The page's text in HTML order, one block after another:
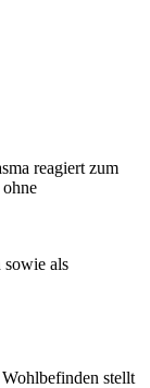
reagiert zum
sowie als
stellt